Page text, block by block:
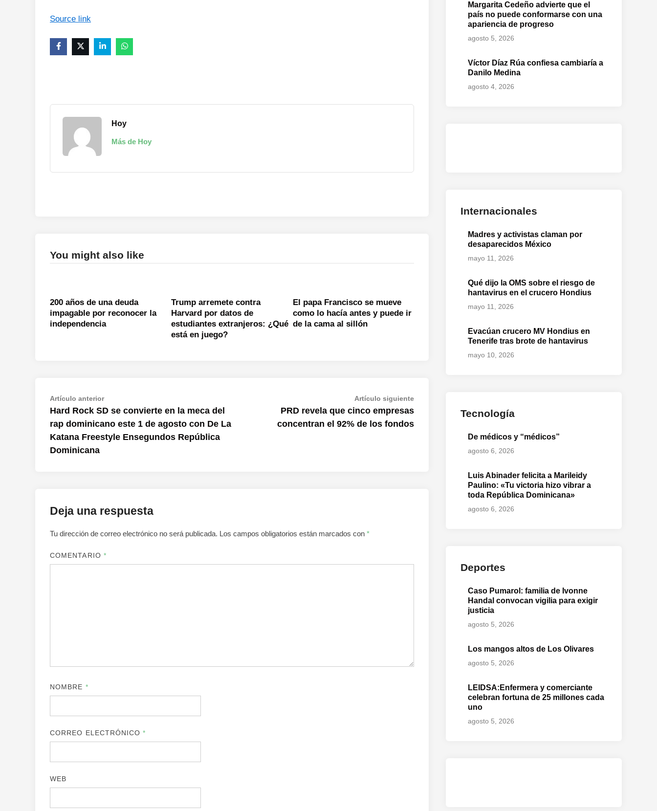
Source link
Hoy
Más de Hoy
You might also like
200 años de una deuda
impagable por reconocer la
independencia
Trump arremete contra
Harvard por datos de
estudiantes extranjeros: ¿Qué
está en juego?
El papa Francisco se mueve
como lo hacía antes y puede ir
de la cama al sillón
Navegación
de
entradas
Artículo anteriorArtículo
anterior:
Hard Rock SD se convierte en la meca del
rap dominicano este 1 de agosto con De La
Katana Freestyle Ensegundos República
Dominicana
Artículo siguienteArtículo
PRD revela que cinco empresas
concentran el 92% de los fondos
Deja una respuesta
Tu dirección de correo electrónico no será publicada. Los campos obligatorios están marcados con *
COMENTARIO *
NOMBRE *
CORREO ELECTRÓNICO*
WEB
Margarita Cedeño advierte que el
país no puede conformarse con una
apariencia de progreso
agosto 5, 2026
Víctor Díaz Rúa confiesa cambiaría a
Danilo Medina
agosto 4, 2026
Internacionales
Madres y activistas claman por
desaparecidos México
mayo 11, 2026
Qué dijo la OMS sobre el riesgo de
hantavirus en el crucero Hondius
mayo 11, 2026
Evacúan crucero MV Hondius en
Tenerife tras brote de hantavirus
mayo 10, 2026
Tecnología
De médicos y “médicos”
agosto 6, 2026
Luis Abinader felicita a Marileidy
Paulino: «Tu victoria hizo vibrar a
toda República Dominicana»
agosto 6, 2026
Deportes
Caso Pumarol: familia de Ivonne
Handal convocan vigilia para exigir
justicia
agosto 5, 2026
Los mangos altos de Los Olivares
agosto 5, 2026
LEIDSA:Enfermera y comerciante
celebran fortuna de 25 millones cada
uno
agosto 5, 2026